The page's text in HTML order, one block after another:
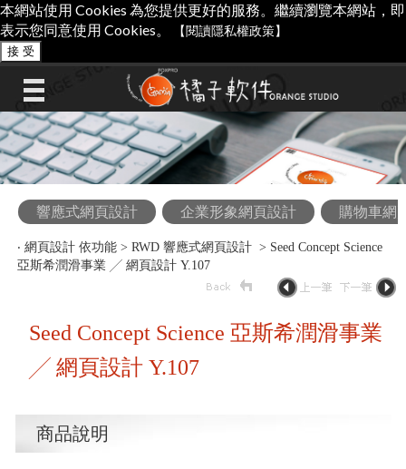
本網站使用 Cookies 為您提供更好的服務。繼續瀏覽本網站，即
表示您同意使用 Cookies。
【閱讀隱私權政策】
接 受
響應式網頁設計 企業形象網頁設計 購物車網
‧ 網頁設計 依功能> RWD 響應式網頁設計 > Seed Concept Science
亞斯希潤滑事業 ╱ 網頁設計 Y.107
Seed Concept Science 亞斯希潤滑事業
╱ 網頁設計 Y.107
商品說明